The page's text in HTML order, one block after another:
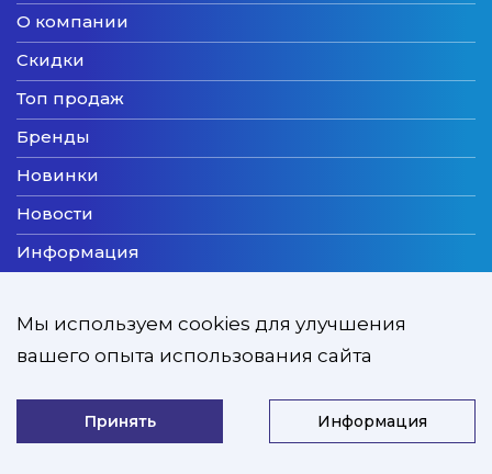
О компании
Скидки
Топ продаж
Бренды
Новинки
Новости
Информация
Оплата
Мы используем cookies для улучшения
вашего опыта использования сайта
Принять Информация